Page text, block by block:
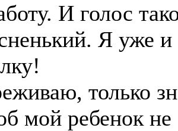
И голос
Я уже и
только
мой ребенок